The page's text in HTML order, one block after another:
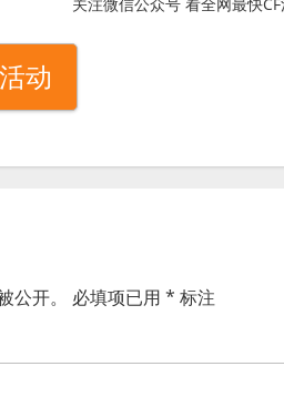
关注微信公众号 看全网最快
动
公开。 必填项已用 * 标注